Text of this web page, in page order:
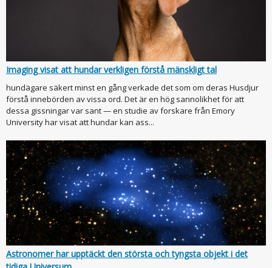
Imaging visat att hundar verkligen förstå mänskligt tal
hundägare säkert minst en gång verkade det som om deras Husdjur
förstå innebörden av vissa ord. Det är en hög sannolikhet för att
dessa gissningar var sant — en studie av forskare från Emory
University har visat att hundar kan ass...
Astronomer har upptäckt den största och tyngsta objekt i det